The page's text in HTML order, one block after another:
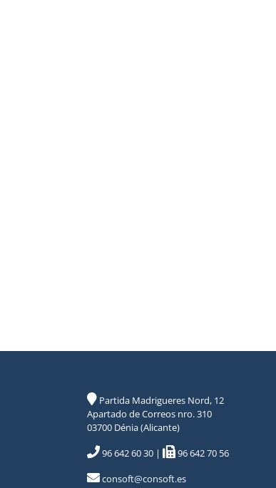
Partida Madrigueres Nord, 12
Apartado de Correos nro. 310
03700 Dénia (Alicante)
96 642 60 30 |
96 642 70 56
consoft@consoft.es